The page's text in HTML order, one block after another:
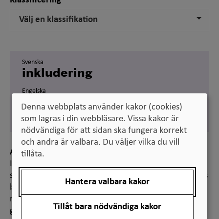
Välj en klassifikation
Svenska
inkludering
Engelska
inclusion
Synonym: inclusivity
Anmärkning
Inkludering inom högre utbildning handlar om att
skapa rätt förutsättningar för personer, oavsett deras
bakgrund, att efter situation kunna delta i utbildning,
möten etc. Lärosätena kan möjliggöra inkludering
genom att till exempel ta ett helhetsgrepp på
Denna webbplats använder kakor (cookies)
som lagras i din webbläsare. Vissa kakor är
nödvändiga för att sidan ska fungera korrekt
och andra är valbara. Du väljer vilka du vill
tillåta.
Hantera valbara kakor
Tillåt bara nödvändiga kakor